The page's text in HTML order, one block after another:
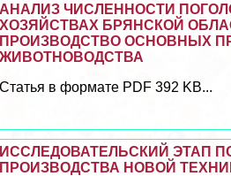
АНАЛИЗ ЧИСЛЕННОСТИ
ХОЗЯЙСТВАХ БРЯНСКОЙ
ПРОИЗВОДСТВО ОСНОВНЫХ
ЖИВОТНОВОДСТВА
Статья в формате PDF 392 KB...
ИССЛЕДОВАТЕЛЬСКИЙ ЭТАП
ПРОИЗВОДСТВА НОВОЙ